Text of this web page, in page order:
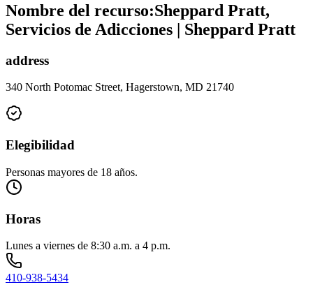
Nombre del recurso:Sheppard Pratt,
Servicios de Adicciones | Sheppard Pratt
address
340 North Potomac Street, Hagerstown, MD 21740
Elegibilidad
Personas mayores de 18 años.
Horas
Lunes a viernes de 8:30 a.m. a 4 p.m.
410-938-5434